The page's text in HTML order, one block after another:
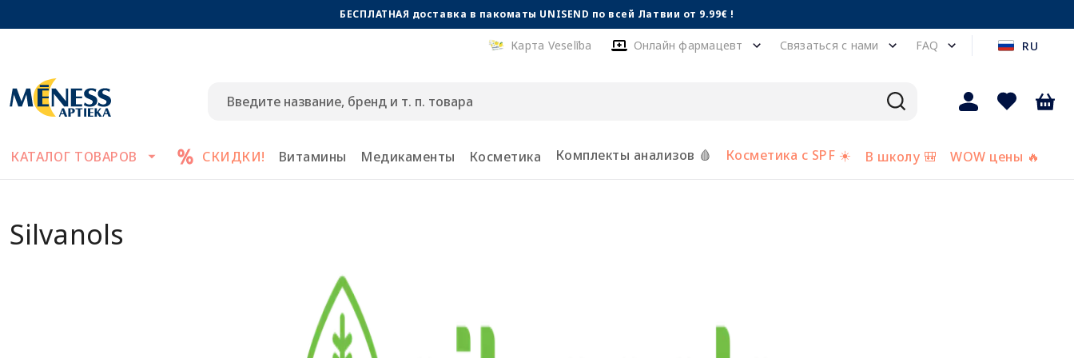
БЕСПЛАТНАЯ доставка в пакоматы UNISEND по всей Латвии от 9.99€ !
Карта Veselība Онлайн фармацевт Связаться с нами FAQ RU
КАТАЛОГ ТОВАРОВ СКИДКИ! Витамины Медикаменты Косметика Комплекты анализов 🩸 Косметика с SPF ☀️ В школу 🎒 WOW цены 🔥
Silvanols